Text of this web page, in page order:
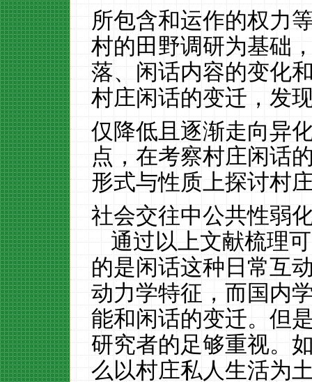
所包含和运作的权力
村的田野调研为基础
落、闲话内容的变化
村庄闲话的变迁，发
仅降低且逐渐走向异
点，在考察村庄闲话
形式与性质上探讨村
社会交往中公共性弱
通过以上文献梳理
的是闲话这种日常互
动力学特征，而国内
能和闲话的变迁。但
研究者的足够重视。
么以村庄私人生活为